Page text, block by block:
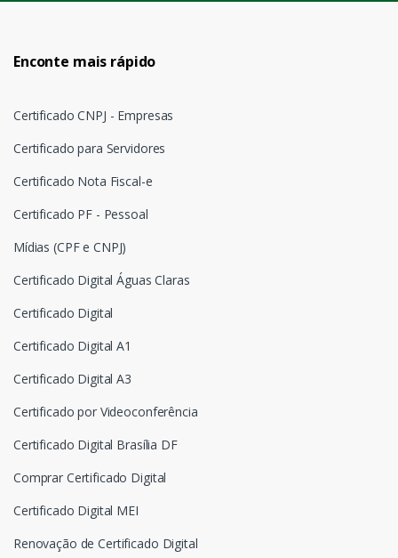
Enconte mais rápido
Certificado CNPJ - Empresas
Certificado para Servidores
Certificado Nota Fiscal-e
Certificado PF - Pessoal
Mídias (CPF e CNPJ)
Certificado Digital Águas Claras
Certificado Digital
Certificado Digital A1
Certificado Digital A3
Certificado por Videoconferência
Certificado Digital Brasília DF
Comprar Certificado Digital
Certificado Digital MEI
Renovação de Certificado Digital